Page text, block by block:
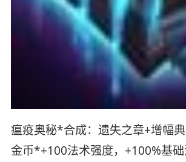
瘟疫奥秘*合成：遗失之章+增幅
金币*+100法术强度，+100%基础